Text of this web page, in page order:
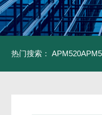
热门搜索：